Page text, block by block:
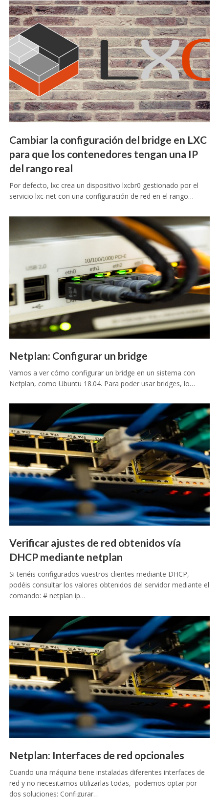
Cambiar la configuración del bridge en LXC
para que los contenedores tengan una IP
del rango real
Por defecto, lxc crea un dispositivo lxcbr0 gestionado por el
servicio lxc-net con una configuración de red en el rango…
Netplan: Configurar un bridge
Vamos a ver cómo configurar un bridge en un sistema con
Netplan, como Ubuntu 18.04. Para poder usar bridges, lo…
Verificar ajustes de red obtenidos vía
DHCP mediante netplan
Si tenéis configurados vuestros clientes mediante DHCP,
podéis consultar los valores obtenidos del servidor mediante el
comando: # netplan ip…
Netplan: Interfaces de red opcionales
Cuando una máquina tiene instaladas diferentes interfaces de
red y no necesitamos utilizarlas todas, podemos optar por
dos soluciones: Configurar…